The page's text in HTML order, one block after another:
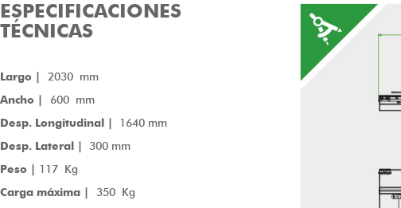
ESPECIFICACIONES
TÉCNICAS
Largo | 2030 mm
Ancho | 600 mm
Desp. Longitudinal |
1640 mm
Desp. Lateral |
300 mm
Peso | 117 Kg
Carga máxima | 350 Kg